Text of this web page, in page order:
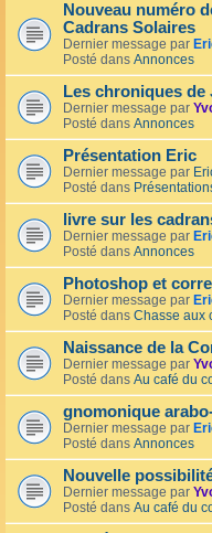
Nouveau numéro
Cadrans Solaires
Dernier message par
Posté dans Annonces
Les chroniques
Dernier message par
Posté dans Annonces
Présentation Eric
Dernier message par
Posté dans
livre sur les
Dernier message par
Posté dans Annonces
Photoshop et
Dernier message par
Posté dans Chasse aux
Naissance de la
Dernier message par
Posté dans Au café du
gnomonique
Dernier message par
Posté dans Annonces
Nouvelle
Dernier message par
Posté dans Au café du